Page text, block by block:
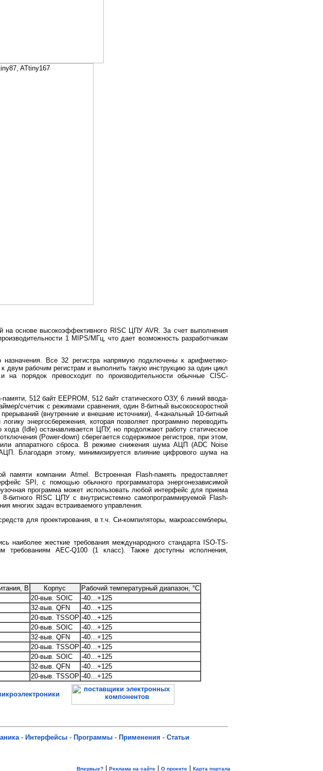
основе высокоэффективного RISC ЦПУ AVR. За счет выполнения
1 MIPS/МГц, что дает возможность разработчикам
Все 32 регистра напрямую подключены к арифметико-
двум рабочим регистрам и выполнить такую инструкцию за один цикл
порядок превосходит по производительности обычные CISC-
512 байт EEPROM, 512 байт статического ОЗУ, 6 линий ввода-
счетчик с режимами сравнения, один 8-битный высокоскоростной
(внутренние и внешние источники), 4-канальный 10-битный
энергосбережения, которая позволяет программно переводить
(Idle) останавливается ЦПУ, но продолжают работу статическое
(Power-down) сберегается содержимое регистров, при этом,
аппаратного сброса. В режиме снижения шума АЦП (ADC Noise
Благодаря этому, минимизируется влияние цифрового шума на
памяти компании Atmel. Встроенная Flash-память предоставляет
SPI, с помощью обычного программатора энергонезависимой
программа может использовать любой интерфейс для приема
битного RISC ЦПУ с внутрисистемно самопрограммируемой Flash-
многих задач встраиваемого управления.
для проектирования, в т.ч. Си-компиляторы, макроассемблеры,
наиболее жесткие требования международного стандарта ISO-TS-
требованиям AEC-Q100 (1 класс). Также доступны исполнения,
В Корпус Рабочий температурный диапазон, °С
20-выв. SOIC
-40…+125
32-выв. QFN
-40…+125
20-выв. TSSOP -40…+125
20-выв. SOIC
-40…+125
32-выв. QFN
-40…+125
20-выв. TSSOP -40…+125
20-выв. SOIC
-40…+125
32-выв. QFN
-40…+125
20-выв. TSSOP -40…+125
- Интерфейсы - Программы - Применения - Статьи
Впервые? Реклама на сайте О проекте Карта портала